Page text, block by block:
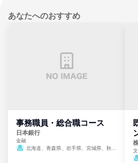
あなたへのおすすめ
事務職員・総合職コース
日本銀行
金融
北海道、青森県、岩手県、宮城県、秋田